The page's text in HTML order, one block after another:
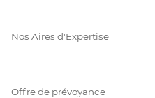
Nos Aires d'Expertise
Offre de prévoyance